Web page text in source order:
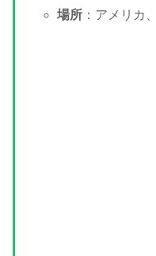
場所 ：アメリカ